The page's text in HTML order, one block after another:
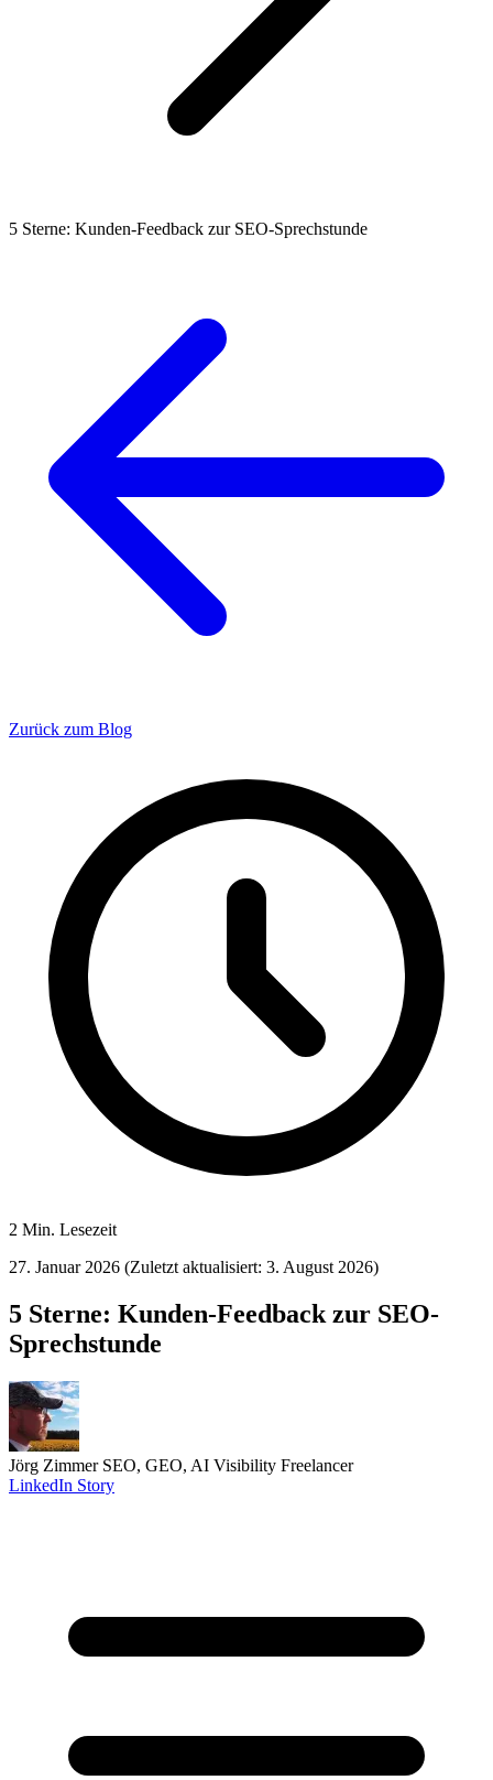
5 Sterne: Kunden-Feedback zur SEO-Sprechstunde
Zurück zum Blog
2 Min. Lesezeit
27. Januar 2026 (Zuletzt aktualisiert: 3. August 2026)
5 Sterne: Kunden-Feedback zur SEO-
Sprechstunde
Jörg Zimmer SEO, GEO, AI Visibility Freelancer
LinkedIn Story